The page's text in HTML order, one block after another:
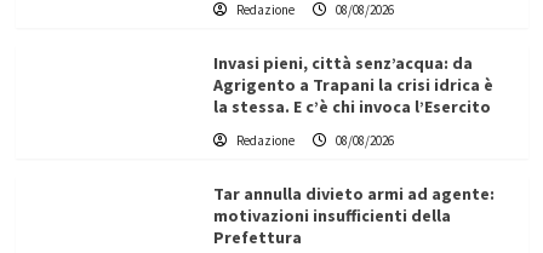
Redazione 08/08/2026
Invasi pieni, città senz’acqua: da
Agrigento a Trapani la crisi idrica è
la stessa. E c’è chi invoca l’Esercito
Redazione 08/08/2026
Tar annulla divieto armi ad agente:
motivazioni insufficienti della
Prefettura